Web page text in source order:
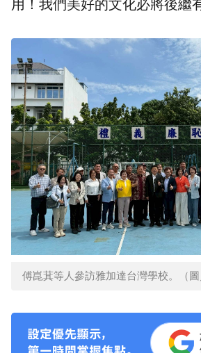
用！我們美好的文化必將後繼
傅崑萁等人參訪雅加達台灣學校。（圖